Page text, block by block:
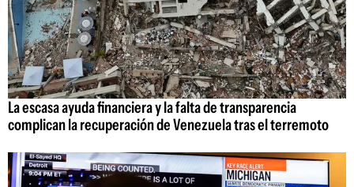
La escasa ayuda financiera y la falta de transparencia
complican la recuperación de Venezuela tras el terremoto